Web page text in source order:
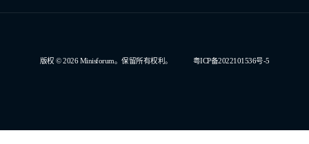
版权 © 2026 Minisforum。保留所有权利。 粤ICP备2022101536号-5